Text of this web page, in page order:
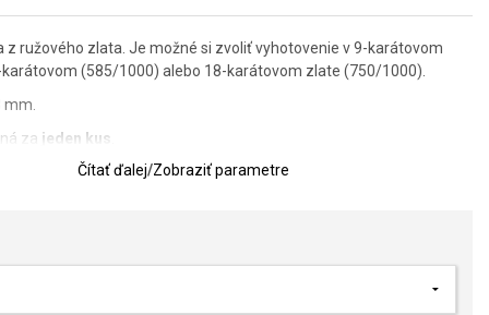
z ružového zlata. Je možné si zvoliť vyhotovenie v 9-karátovom
(585/1000) alebo 18-karátovom zlate (750/1000).
mm.
za jeden kus
je dostupné vo veľkosti 60 - 70, ak si želáte inú veľkosť, kontaktujte
pri objednávke. Typy písma si môžete pozrieť v galérii
Čítať ďalej/Zobraziť parametre